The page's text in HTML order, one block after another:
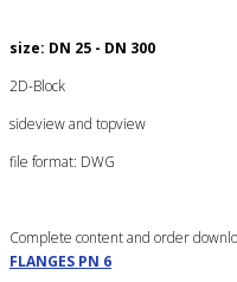
size: DN 25 - DN 300
2D-Block
sideview and topview
file format: DWG
Complete content and order
FLANGES PN 6